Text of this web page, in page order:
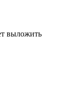
выложить